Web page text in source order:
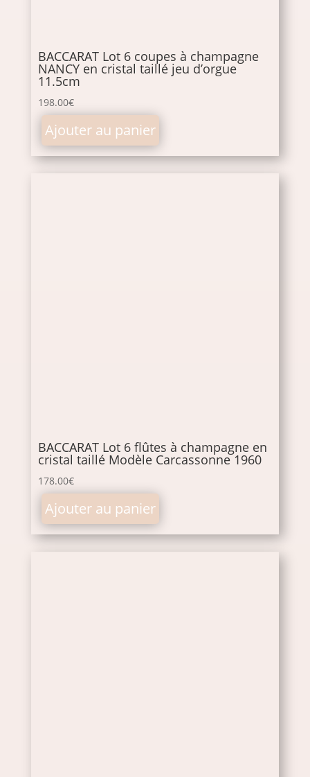
BACCARAT Lot 6 coupes à champagne
NANCY en cristal taillé jeu d’orgue
11.5cm
198.00€
Ajouter au panier
BACCARAT Lot 6 flûtes à champagne en
cristal taillé Modèle Carcassonne 1960
178.00€
Ajouter au panier